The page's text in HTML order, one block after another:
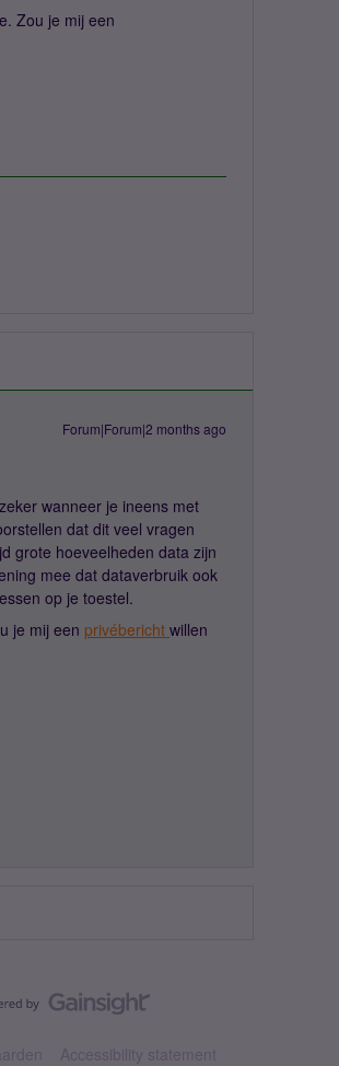
Zou je mij een
Forum|Forum|2 months ago
wanneer je ineens met
dat dit veel vragen
grote hoeveelheden data zijn
mee dat dataverbruik ook
op je toestel.
je mij een privébericht willen
Accessibility statement